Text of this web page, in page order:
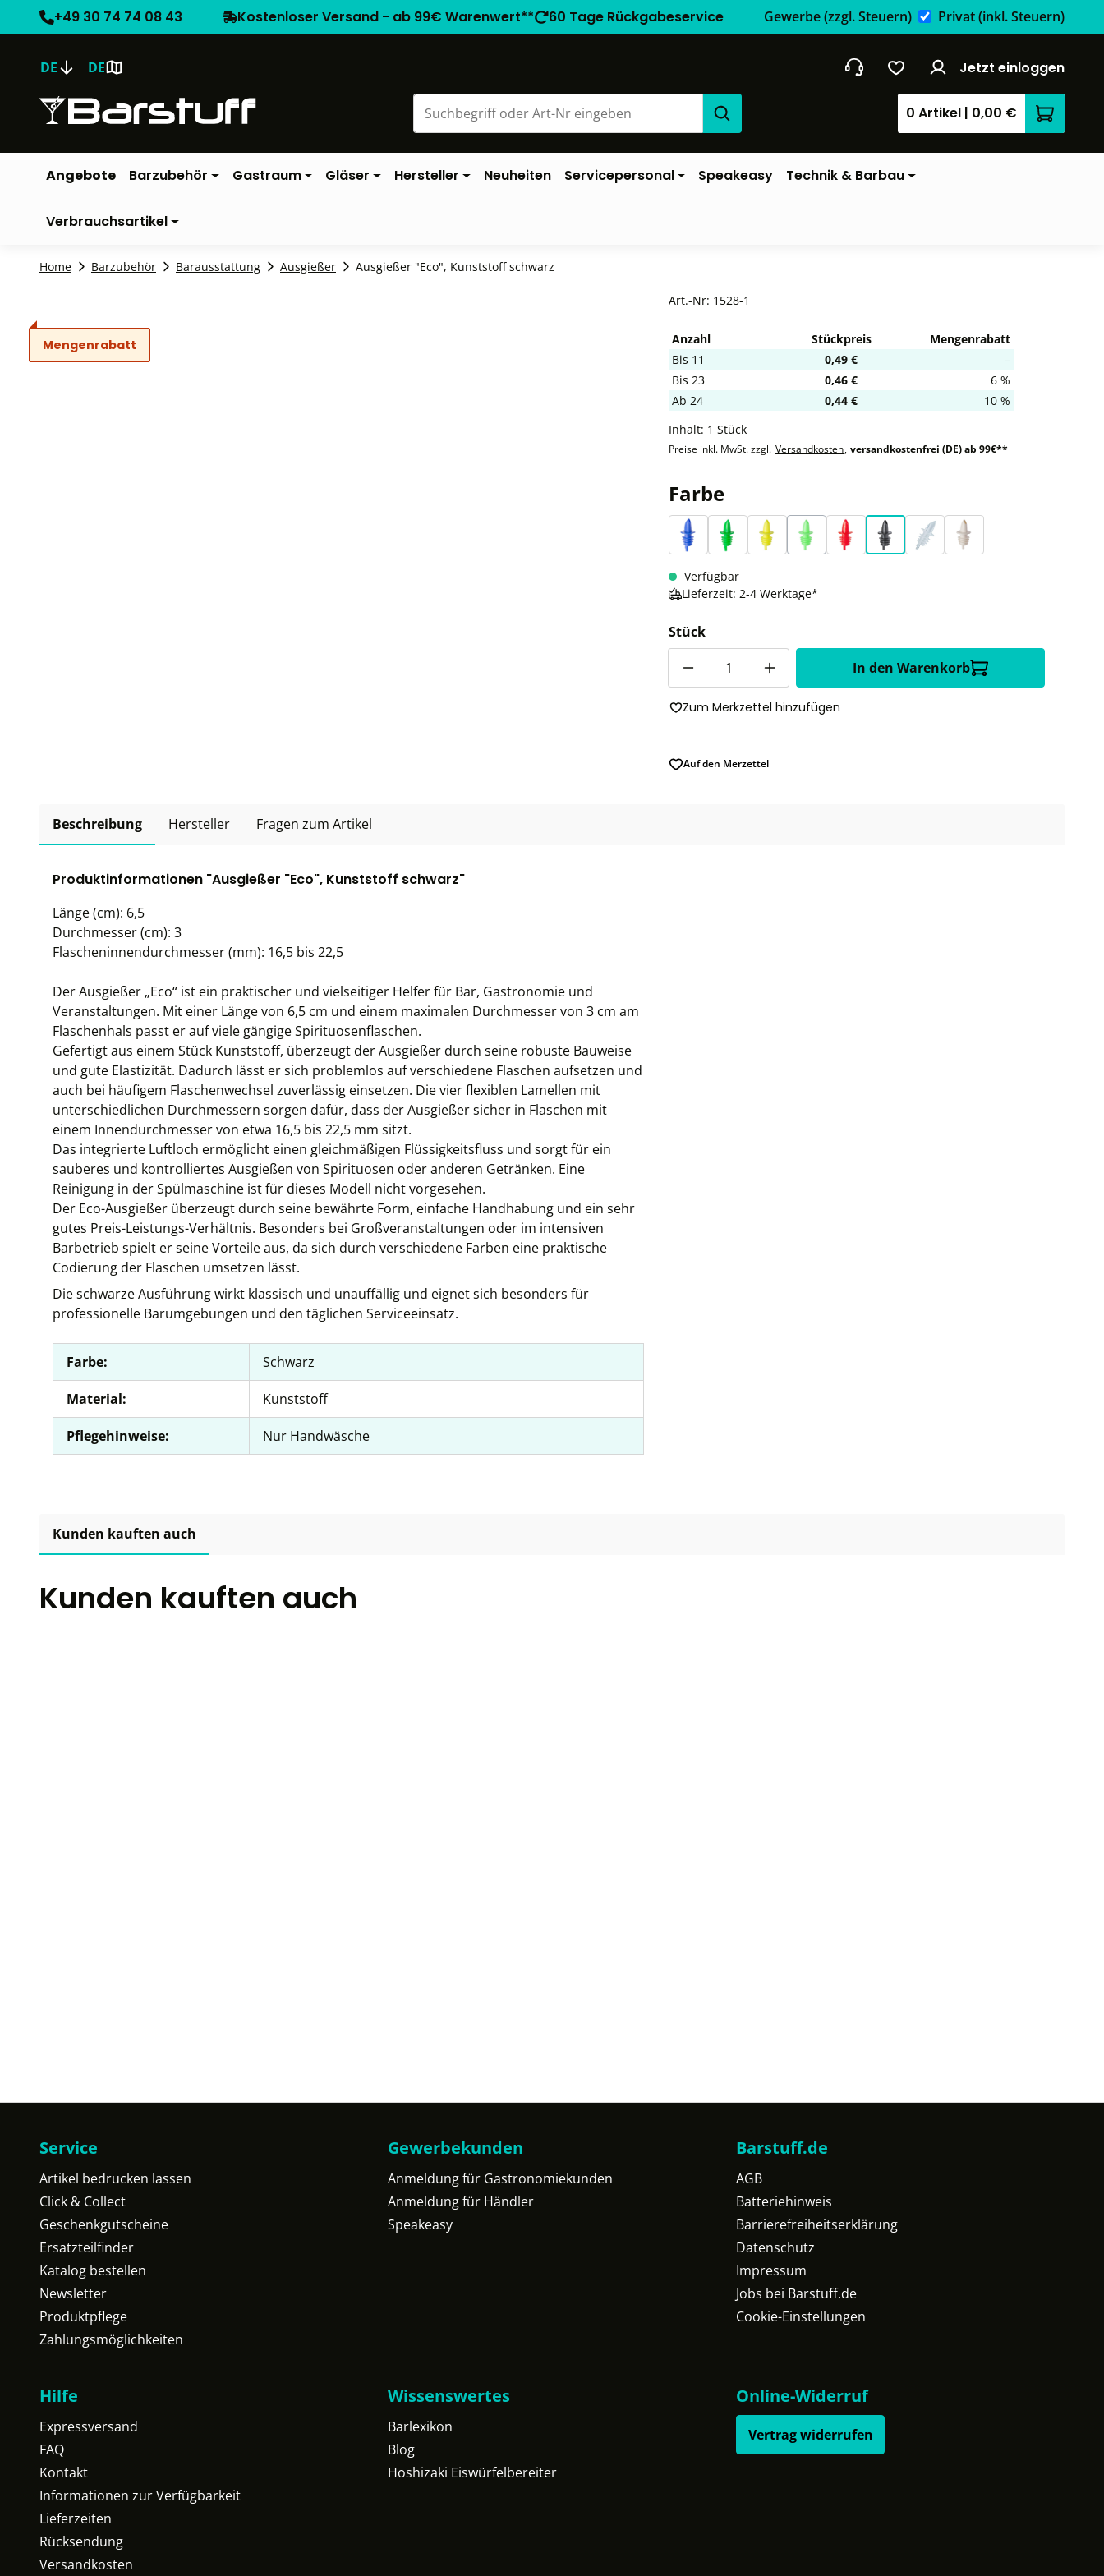
+49 30 74 74 08 43 Kostenloser Versand - ab 99€ Warenwert** 60 Tage Rückgabeservice Gewerbe(zzgl. Steuern) Privat(inkl. Steuern)
DE DE Jetzt einloggen
0 Artikel | 0,00 €
Angebote Barzubehör Gastraum Gläser Hersteller Neuheiten Servicepersonal Speakeasy Technik & Barbau
Verbrauchsartikel
Home Barzubehör Barausstattung Ausgießer Ausgießer "Eco", Kunststoff schwarz
Mengenrabatt
Art.-Nr: 1528-1
Anzahl Stückpreis
Mengenrabatt
Bis 11 0,49 €
–
Bis 23 0,46 €
6 %
Ab 24 0,44 €
10 %
Inhalt: 1 Stück
Preise inkl. MwSt. zzgl. Versandkosten, versandkostenfrei (DE) ab 99€**
Farbeauswählen
Blau Grün Neon gelbNeon grün
(Diese Option ist zurzeit nicht verfügbar.)
Rot SchwarzFarblosWeiß
Verfügbar
Lieferzeit: 2-4 Werktage*
Stück
In den Warenkorb
Zum Merkzettel hinzufügen
Auf den Merzettel
Beschreibung Hersteller Fragen zum Artikel
Produktinformationen "Ausgießer "Eco", Kunststoff schwarz"
Länge (cm): 6,5
Durchmesser (cm): 3
Flascheninnendurchmesser (mm): 16,5 bis 22,5
Der Ausgießer „Eco“ ist ein praktischer und vielseitiger Helfer für Bar, Gastronomie und
Veranstaltungen. Mit einer Länge von 6,5 cm und einem maximalen Durchmesser von 3 cm am
Flaschenhals passt er auf viele gängige Spirituosenflaschen.
Gefertigt aus einem Stück Kunststoff, überzeugt der Ausgießer durch seine robuste Bauweise
und gute Elastizität. Dadurch lässt er sich problemlos auf verschiedene Flaschen aufsetzen und
auch bei häufigem Flaschenwechsel zuverlässig einsetzen. Die vier flexiblen Lamellen mit
unterschiedlichen Durchmessern sorgen dafür, dass der Ausgießer sicher in Flaschen mit
einem Innendurchmesser von etwa 16,5 bis 22,5 mm sitzt.
Das integrierte Luftloch ermöglicht einen gleichmäßigen Flüssigkeitsfluss und sorgt für ein
sauberes und kontrolliertes Ausgießen von Spirituosen oder anderen Getränken. Eine
Reinigung in der Spülmaschine ist für dieses Modell nicht vorgesehen.
Der Eco-Ausgießer überzeugt durch seine bewährte Form, einfache Handhabung und ein sehr
gutes Preis-Leistungs-Verhältnis. Besonders bei Großveranstaltungen oder im intensiven
Barbetrieb spielt er seine Vorteile aus, da sich durch verschiedene Farben eine praktische
Codierung der Flaschen umsetzen lässt.
Die schwarze Ausführung wirkt klassisch und unauffällig und eignet sich besonders für
professionelle Barumgebungen und den täglichen Serviceeinsatz.
Farbe: Schwarz
Material: Kunststoff
Pflegehinweise: Nur Handwäsche
Kunden kauften auch
Kunden kauften auch
Service
Artikel bedrucken lassen
Click & Collect
Geschenkgutscheine
Ersatzteilfinder
Katalog bestellen
Newsletter
Produktpflege
Zahlungsmöglichkeiten
Gewerbekunden
Anmeldung für Gastronomiekunden
Anmeldung für Händler
Speakeasy
Barstuff.de
AGB
Batteriehinweis
Barrierefreiheitserklärung
Datenschutz
Impressum
Jobs bei Barstuff.de
Cookie-Einstellungen
Hilfe
Expressversand
FAQ
Kontakt
Informationen zur Verfügbarkeit
Lieferzeiten
Rücksendung
Versandkosten
Wissenswertes
Barlexikon
Blog
Hoshizaki Eiswürfelbereiter
Online-Widerruf
Vertrag widerrufen